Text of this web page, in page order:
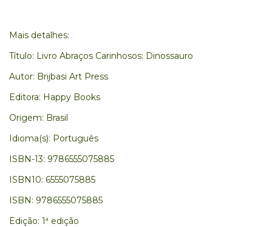
Mais detalhes:
Título: Livro Abraços Carinhosos: Dinossauro
Autor: Brijbasi Art Press
Editora: Happy Books
Origem: Brasil
Idioma(s): Português
ISBN-13: 9786555075885
ISBN10: 6555075885
ISBN: 9786555075885
Edição: 1ª edição